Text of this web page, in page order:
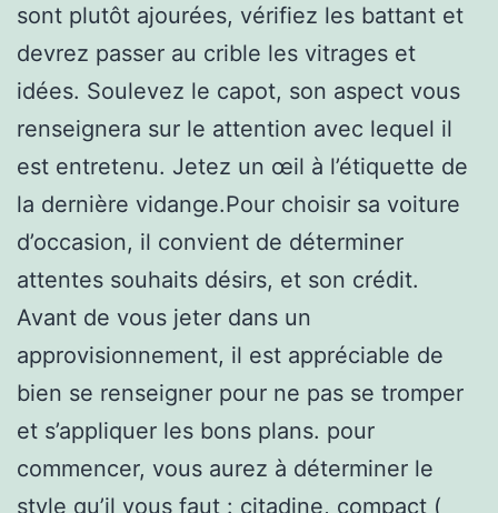
sont plutôt ajourées, vérifiez les battant et
devrez passer au crible les vitrages et
idées. Soulevez le capot, son aspect vous
renseignera sur le attention avec lequel il
est entretenu. Jetez un œil à l’étiquette de
la dernière vidange.Pour choisir sa voiture
d’occasion, il convient de déterminer
attentes souhaits désirs, et son crédit.
Avant de vous jeter dans un
approvisionnement, il est appréciable de
bien se renseigner pour ne pas se tromper
et s’appliquer les bons plans. pour
commencer, vous aurez à déterminer le
style qu’il vous faut : citadine, compact (